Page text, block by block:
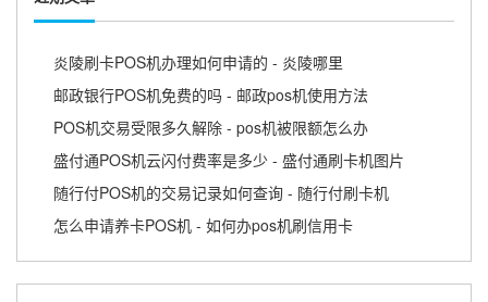
炎陵刷卡POS机办理如何申请的 - 炎陵哪里
邮政银行POS机免费的吗 - 邮政pos机使用方法
POS机交易受限多久解除 - pos机被限额怎么办
盛付通POS机云闪付费率是多少 - 盛付通刷卡机图片
随行付POS机的交易记录如何查询 - 随行付刷卡机
怎么申请养卡POS机 - 如何办pos机刷信用卡